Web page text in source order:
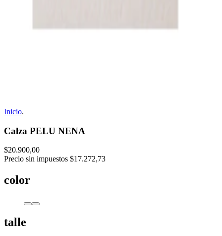
Inicio.
Calza PELU NENA
$20.900,00
Precio sin impuestos $17.272,73
color
talle